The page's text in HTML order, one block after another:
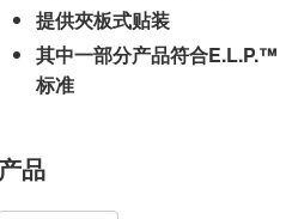
提供夾板式贴装
其中一部分产品符合
标准
品